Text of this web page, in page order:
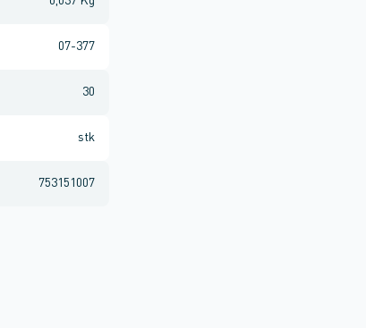
07-377
30
stk
753151007